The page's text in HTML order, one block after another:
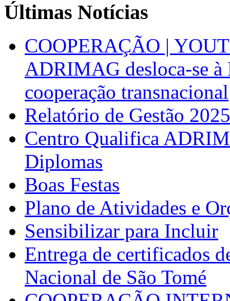
Últimas Notícias
COOPERAÇÃO |
ADRIMAG desloca-se
cooperação transnacional
Relatório de Gestão 2025
Centro Qualifica
Diplomas
Boas Festas
Plano de Atividades e
Sensibilizar para Incluir
Entrega de certificados
Nacional de São Tomé